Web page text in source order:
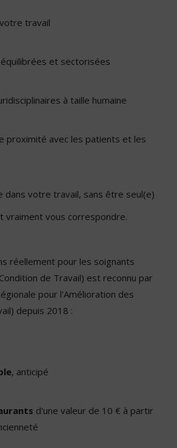
travail
et sectorisées
à taille humaine
proximité avec les patients et les
dans votre travail, sans être seul(e)
vraiment vous correspondre.
réellement pour les soignants
de Travail) est reconnu par
pour l'Amélioration des
depuis 2018 :
, anticipé
d'une valeur de 10 € à partir